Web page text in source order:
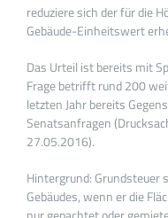
reduziere sich der für die
Gebäude-Einheitswert
Das Urteil ist bereits mit
Frage betrifft rund 200
letzten Jahr bereits
Senatsanfragen
27.05.2016).
Hintergrund: Grundsteuer
Gebäudes, wenn er die